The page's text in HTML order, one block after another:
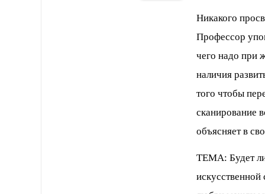
Никакого
Профессор
чего надо при
наличия
того чтобы
сканирование
объясняет в
ТЕМА: Будет ли